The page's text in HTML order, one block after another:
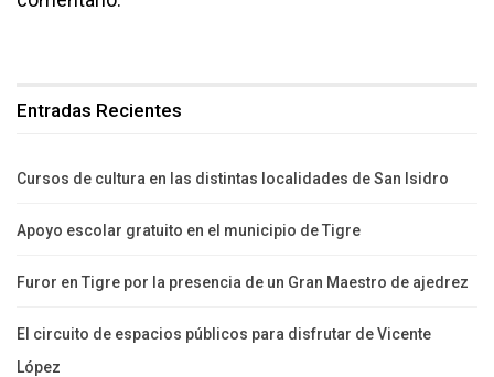
Entradas Recientes
Cursos de cultura en las distintas localidades de San Isidro
Apoyo escolar gratuito en el municipio de Tigre
Furor en Tigre por la presencia de un Gran Maestro de ajedrez
El circuito de espacios públicos para disfrutar de Vicente
López